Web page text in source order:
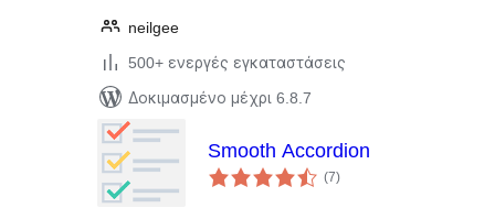
neilgee
500+ ενεργές εγκαταστάσεις
Δοκιμασμένο μέχρι 6.8.7
Smooth Accordion
(7αξιολογήσεις
σύνολο
)